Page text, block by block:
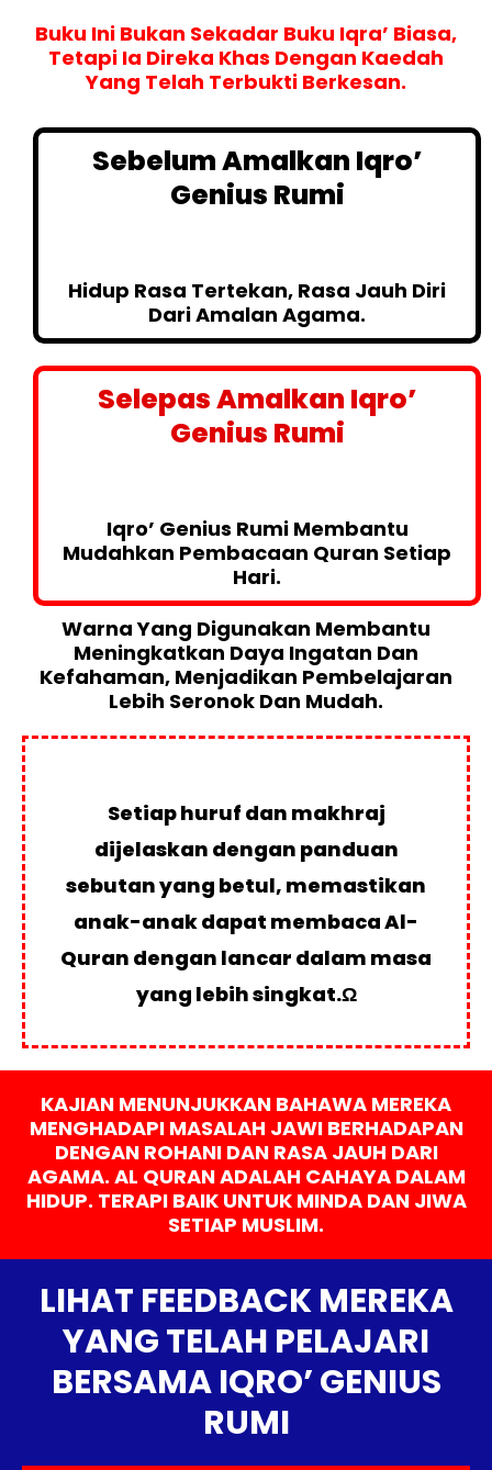
Buku Ini Bukan Sekadar Buku Iqra’ Biasa,
Tetapi Ia Direka Khas Dengan Kaedah
Yang Telah Terbukti Berkesan.
Sebelum Amalkan Iqro’
Genius Rumi
Hidup Rasa Tertekan, Rasa Jauh Diri
Dari Amalan Agama.
Selepas Amalkan Iqro’
Genius Rumi
Iqro’ Genius Rumi Membantu
Mudahkan Pembacaan Quran Setiap
Hari.
Warna Yang Digunakan Membantu
Meningkatkan Daya Ingatan Dan
Kefahaman, Menjadikan Pembelajaran
Lebih Seronok Dan Mudah.
Setiap huruf dan makhraj
dijelaskan dengan panduan
sebutan yang betul, memastikan
anak-anak dapat membaca Al-
Quran dengan lancar dalam masa
yang lebih singkat.Ω
KAJIAN MENUNJUKKAN BAHAWA MEREKA
MENGHADAPI MASALAH JAWI BERHADAPAN
DENGAN ROHANI DAN RASA JAUH DARI
AGAMA. AL QURAN ADALAH CAHAYA DALAM
HIDUP. TERAPI BAIK UNTUK MINDA DAN JIWA
SETIAP MUSLIM.
LIHAT FEEDBACK MEREKA
YANG TELAH PELAJARI
BERSAMA IQRO’ GENIUS
RUMI